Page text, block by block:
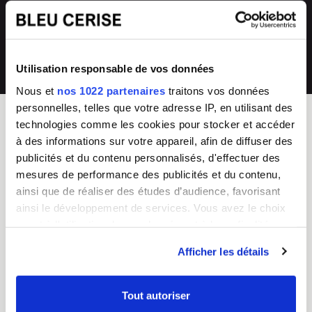
Utilisation responsable de vos données
Nous et nos 1022 partenaires traitons vos données
personnelles, telles que votre adresse IP, en utilisant des
technologies comme les cookies pour stocker et accéder
à des informations sur votre appareil, afin de diffuser des
publicités et du contenu personnalisés, d'effectuer des
mesures de performance des publicités et du contenu,
ainsi que de réaliser des études d’audience, favorisant
ainsi le développement de services. Vous avez le choix
tout moment en consultant la Déclaration relative aux
cookies ou en cliquant sur l'icône de confidentialité.
Afficher les détails
Tout autoriser
notre SAV 04 66 35 94 97
💰
Prix imbattables
les moins chers en France
BLEU CERISE
Enseigne Française
Service Client
Guides d'achat & FAQ
Du lundi au vendredi
8h - 17h
Sac Femme
Sac Homme
Junior/Enfant
Choisir un cadenas TSA